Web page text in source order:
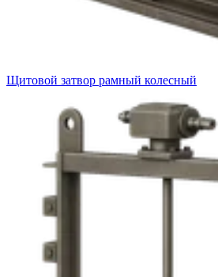
Щитовой затвор рамный колесный